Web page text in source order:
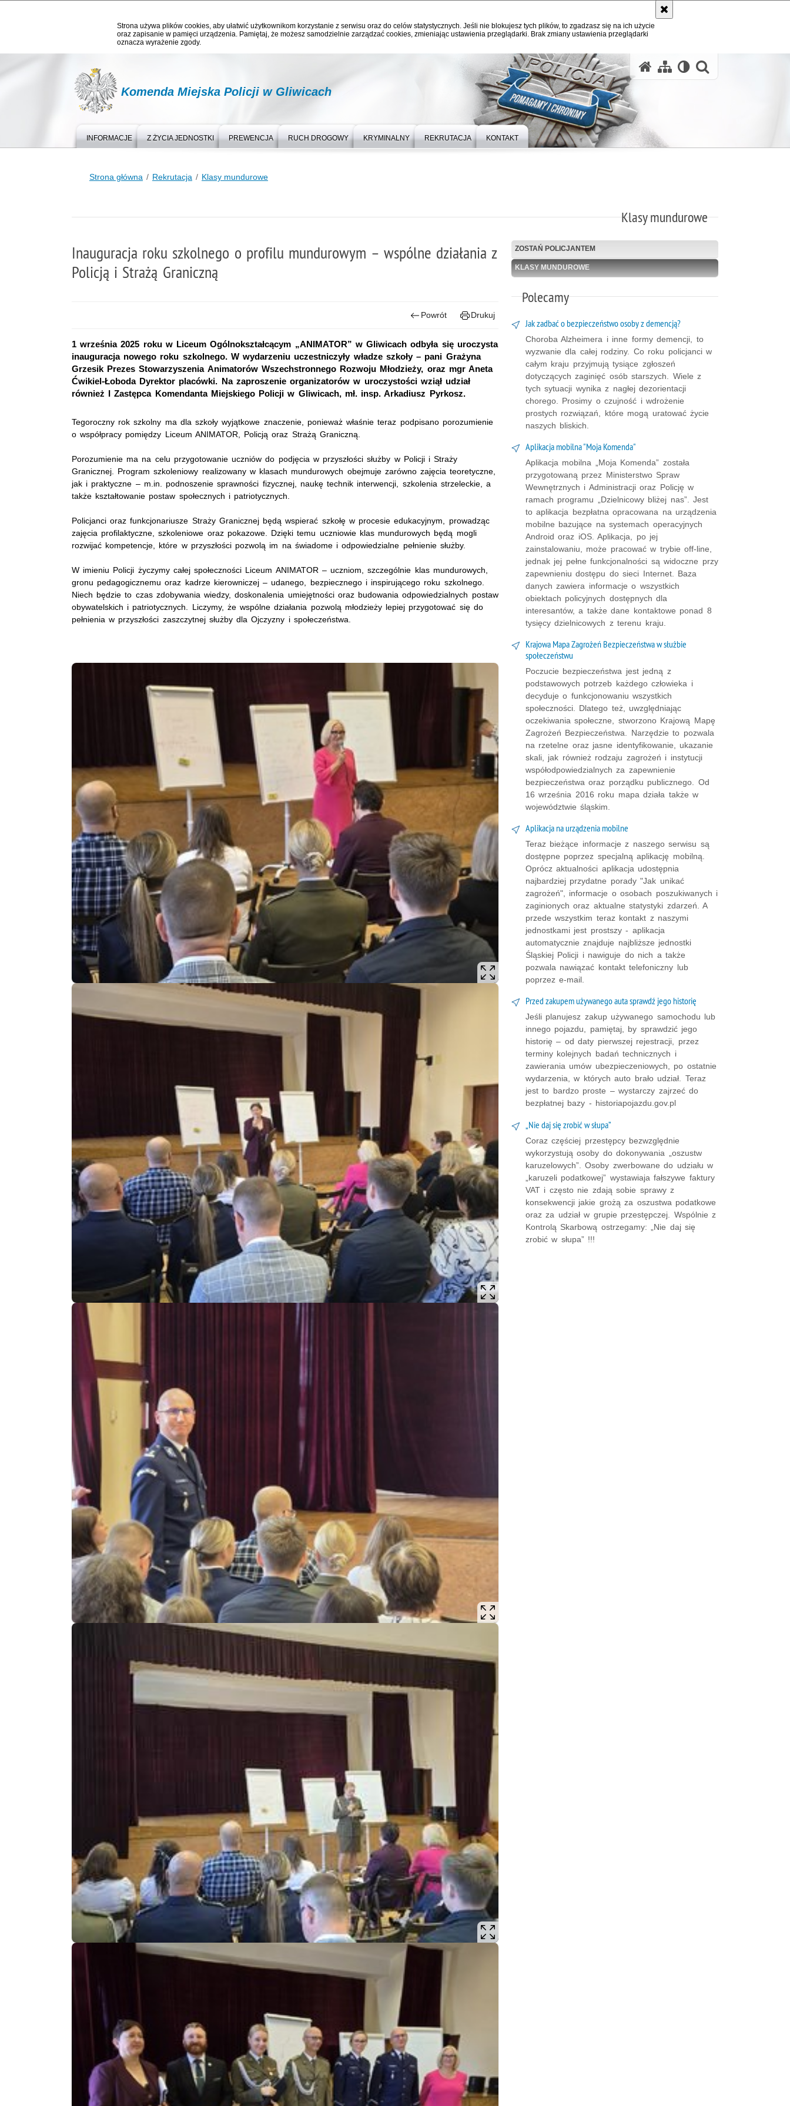
Strona używa plików cookies, aby ułatwić użytkownikom korzystanie z serwisu oraz do celów statystycznych. Jeśli nie blokujesz tych plików, to zgadzasz się na ich użycie
oraz zapisanie w pamięci urządzenia. Pamiętaj, że możesz samodzielnie zarządzać cookies, zmieniając ustawienia przeglądarki. Brak zmiany ustawienia przeglądarki
oznacza wyrażenie zgody.
Komenda Miejska Policji w Gliwicach
INFORMACJE Z ŻYCIA JEDNOSTKI PREWENCJA RUCH DROGOWY KRYMINALNY REKRUTACJA KONTAKT
Strona główna Rekrutacja Klasy mundurowe
Klasy mundurowe
Inauguracja roku szkolnego o profilu mundurowym – wspólne działania z
Policją i Strażą Graniczną
Powrót Drukuj
1 września 2025 roku w Liceum Ogólnokształcącym „ANIMATOR” w Gliwicach odbyła się uroczysta
inauguracja nowego roku szkolnego. W wydarzeniu uczestniczyły władze szkoły – pani Grażyna
Grzesik Prezes Stowarzyszenia Animatorów Wszechstronnego Rozwoju Młodzieży, oraz mgr Aneta
Ćwikiel-Łoboda Dyrektor placówki. Na zaproszenie organizatorów w uroczystości wziął udział
również I Zastępca Komendanta Miejskiego Policji w Gliwicach, mł. insp. Arkadiusz Pyrkosz.
Tegoroczny rok szkolny ma dla szkoły wyjątkowe znaczenie, ponieważ właśnie teraz podpisano porozumienie
o współpracy pomiędzy Liceum ANIMATOR, Policją oraz Strażą Graniczną.
Porozumienie ma na celu przygotowanie uczniów do podjęcia w przyszłości służby w Policji i Straży
Granicznej. Program szkoleniowy realizowany w klasach mundurowych obejmuje zarówno zajęcia teoretyczne,
jak i praktyczne – m.in. podnoszenie sprawności fizycznej, naukę technik interwencji, szkolenia strzeleckie, a
także kształtowanie postaw społecznych i patriotycznych.
Policjanci oraz funkcjonariusze Straży Granicznej będą wspierać szkołę w procesie edukacyjnym, prowadząc
zajęcia profilaktyczne, szkoleniowe oraz pokazowe. Dzięki temu uczniowie klas mundurowych będą mogli
rozwijać kompetencje, które w przyszłości pozwolą im na świadome i odpowiedzialne pełnienie służby.
W imieniu Policji życzymy całej społeczności Liceum ANIMATOR – uczniom, szczególnie klas mundurowych,
gronu pedagogicznemu oraz kadrze kierowniczej – udanego, bezpiecznego i inspirującego roku szkolnego.
Niech będzie to czas zdobywania wiedzy, doskonalenia umiejętności oraz budowania odpowiedzialnych postaw
obywatelskich i patriotycznych. Liczymy, że wspólne działania pozwolą młodzieży lepiej przygotować się do
pełnienia w przyszłości zaszczytnej służby dla Ojczyzny i społeczeństwa.
ZOSTAŃ POLICJANTEM
KLASY MUNDUROWE
Polecamy
Jak zadbać o bezpieczeństwo osoby z demencją?
Choroba Alzheimera i inne formy demencji, to
wyzwanie dla całej rodziny. Co roku policjanci w
całym kraju przyjmują tysiące zgłoszeń
dotyczących zaginięć osób starszych. Wiele z
tych sytuacji wynika z nagłej dezorientacji
chorego. Prosimy o czujność i wdrożenie
prostych rozwiązań, które mogą uratować życie
naszych bliskich.
Aplikacja mobilna "Moja Komenda"
Aplikacja mobilna „Moja Komenda” została
przygotowaną przez Ministerstwo Spraw
Wewnętrznych i Administracji oraz Policję w
ramach programu „Dzielnicowy bliżej nas”. Jest
to aplikacja bezpłatna opracowana na urządzenia
mobilne bazujące na systemach operacyjnych
Android oraz iOS. Aplikacja, po jej
zainstalowaniu, może pracować w trybie off-line,
jednak jej pełne funkcjonalności są widoczne przy
zapewnieniu dostępu do sieci Internet. Baza
danych zawiera informacje o wszystkich
obiektach policyjnych dostępnych dla
interesantów, a także dane kontaktowe ponad 8
tysięcy dzielnicowych z terenu kraju.
Krajowa Mapa Zagrożeń Bezpieczeństwa w służbie
społeczeństwu
Poczucie bezpieczeństwa jest jedną z
podstawowych potrzeb każdego człowieka i
decyduje o funkcjonowaniu wszystkich
społeczności. Dlatego też, uwzględniając
oczekiwania społeczne, stworzono Krajową Mapę
Zagrożeń Bezpieczeństwa. Narzędzie to pozwala
na rzetelne oraz jasne identyfikowanie, ukazanie
skali, jak również rodzaju zagrożeń i instytucji
współodpowiedzialnych za zapewnienie
bezpieczeństwa oraz porządku publicznego. Od
16 września 2016 roku mapa działa także w
województwie śląskim.
Aplikacja na urządzenia mobilne
Teraz bieżące informacje z naszego serwisu są
dostępne poprzez specjalną aplikację mobilną.
Oprócz aktualności aplikacja udostępnia
najbardziej przydatne porady "Jak unikać
zagrożeń", informacje o osobach poszukiwanych i
zaginionych oraz aktualne statystyki zdarzeń. A
przede wszystkim teraz kontakt z naszymi
jednostkami jest prostszy - aplikacja
automatycznie znajduje najbliższe jednostki
Śląskiej Policji i nawiguje do nich a także
pozwala nawiązać kontakt telefoniczny lub
poprzez e-mail.
Przed zakupem używanego auta sprawdź jego historię
Jeśli planujesz zakup używanego samochodu lub
innego pojazdu, pamiętaj, by sprawdzić jego
historię – od daty pierwszej rejestracji, przez
terminy kolejnych badań technicznych i
zawierania umów ubezpieczeniowych, po ostatnie
wydarzenia, w których auto brało udział. Teraz
jest to bardzo proste – wystarczy zajrzeć do
bezpłatnej bazy - historiapojazdu.gov.pl
„Nie daj się zrobić w słupa”
Coraz częściej przestępcy bezwzględnie
wykorzystują osoby do dokonywania „oszustw
karuzelowych”. Osoby zwerbowane do udziału w
„karuzeli podatkowej” wystawiaja fałszywe faktury
VAT i często nie zdają sobie sprawy z
konsekwencji jakie grożą za oszustwa podatkowe
oraz za udział w grupie przestępczej. Wspólnie z
Kontrolą Skarbową ostrzegamy: „Nie daj się
zrobić w słupa” !!!